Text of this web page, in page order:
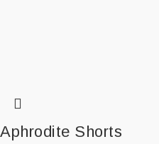
Aphrodite Shorts